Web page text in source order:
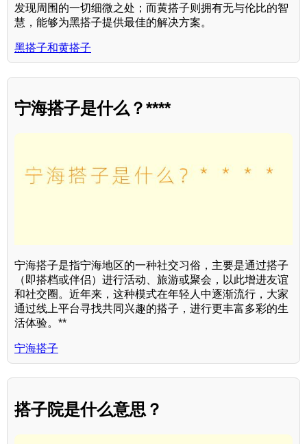
发现周围的一切细微之处；而黄搭子则拥有无与伦比的智
慧，能够为黑搭子提供最佳的解决方案。
黑搭子和黄搭子
宁海搭子是什么？****
宁海搭子是指宁海地区的一种社交习俗，主要是通过搭子
（即搭档或伴侣）进行活动、旅游或聚会，以此增进友谊
和社交圈。近年来，这种模式在年轻人中逐渐流行，大家
通过线上平台寻找共同兴趣的搭子，进行更丰富多彩的生
活体验。**
宁海搭子
搭子院是什么意思？